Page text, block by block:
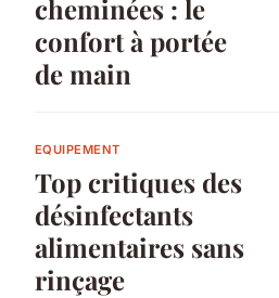
cheminées : le
confort à portée
de main
EQUIPEMENT
Top critiques des
désinfectants
alimentaires sans
rinçage